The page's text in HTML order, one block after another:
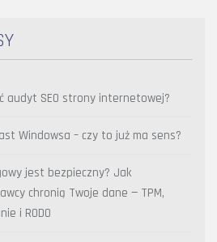
audyt SEO strony internetowej?
Windowsa – czy to już ma sens?
jest bezpieczny? Jak
chronią Twoje dane — TPM,
i RODO